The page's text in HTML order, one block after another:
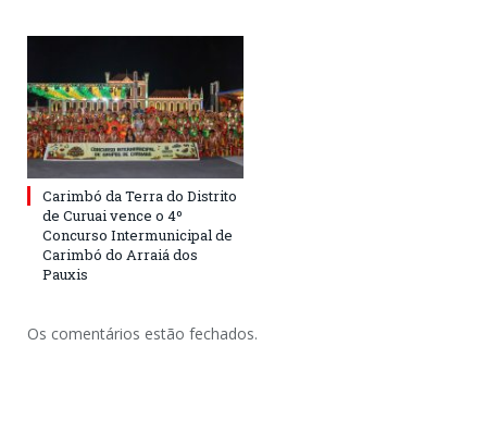
Carimbó da Terra do Distrito
de Curuai vence o 4º
Concurso Intermunicipal de
Carimbó do Arraiá dos
Pauxis
Os comentários estão fechados.